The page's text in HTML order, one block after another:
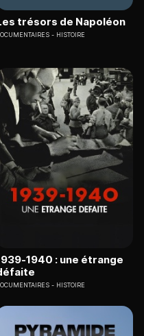
trésors de Napoléon
HISTOIRE
1940 : une étrange
HISTOIRE